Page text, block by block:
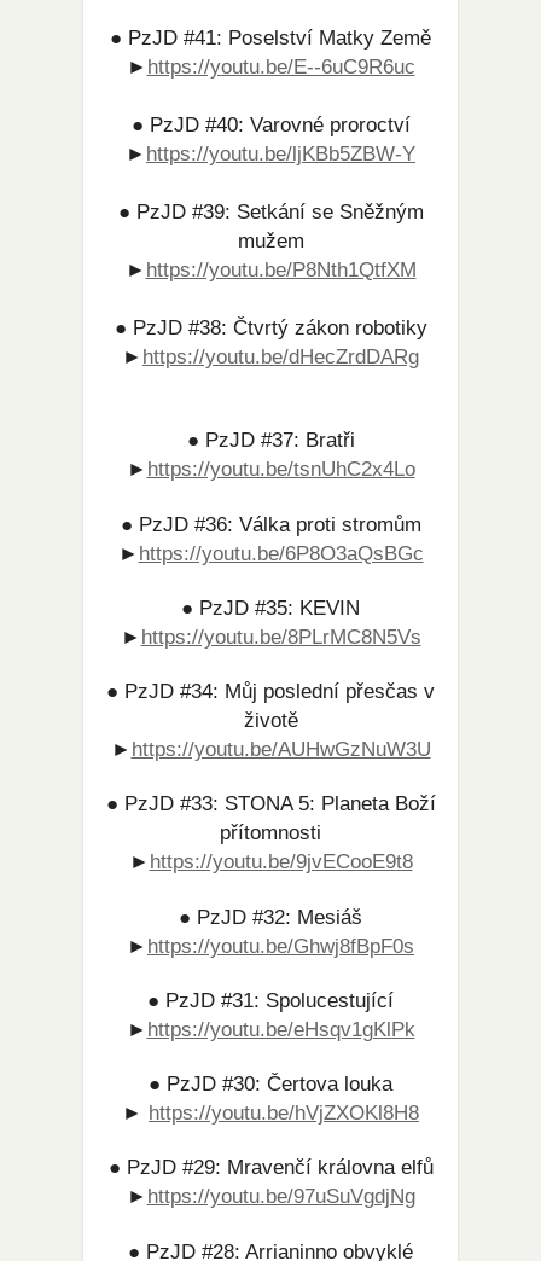
● PzJD #41: Poselství Matky Země
► https://youtu.be/E--6uC9R6uc
● PzJD #40: Varovné proroctví
► https://youtu.be/ljKBb5ZBW-Y​
● PzJD #39: Setkání se Sněžným
mužem
► https://youtu.be/P8Nth1QtfXM
● PzJD #38: Čtvrtý zákon robotiky
► https://youtu.be/dHecZrdDARg
● PzJD #37: Bratři
► https://youtu.be/tsnUhC2x4Lo​
● PzJD #36: Válka proti stromům
► https://youtu.be/6P8O3aQsBGc​
● PzJD #35: KEVIN
► https://youtu.be/8PLrMC8N5Vs​
● PzJD #34: Můj poslední přesčas v
životě
► https://youtu.be/AUHwGzNuW3U​
● PzJD #33: STONA 5: Planeta Boží
přítomnosti
► https://youtu.be/9jvECooE9t8
● PzJD #32: Mesiáš
► https://youtu.be/Ghwj8fBpF0s
● PzJD #31: Spolucestující
► https://youtu.be/eHsqv1gKlPk
● PzJD #30: Čertova louka
► https://youtu.be/hVjZXOKl8H8
● PzJD #29: Mravenčí královna elfů
► https://youtu.be/97uSuVgdjNg​
● PzJD #28: Arrianinno obvyklé